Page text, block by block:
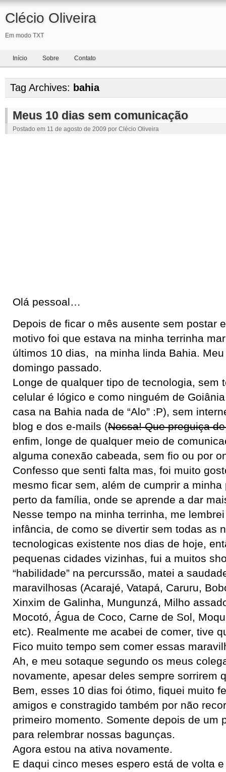
Clécio Oliveira
Em modo TXT
Início Sobre Contato
Tag Archives: bahia
Meus 10 dias sem comunicação
Postado em 11 de agosto de 2009 por Clécio Oliveira
Olá pessoal…
Depois de ficar o mês ausente sem postar
motivo foi que estava na minha terrinha
últimos 10 dias, na minha linda Bahia.
domingo passado.
Longe de qualquer tipo de tecnologia, sem
celular é lógico e como ninguém de
casa na Bahia nada de “Alo” :P), sem
blog e dos e-mails (Nossa! Que preguiça
enfim, longe de qualquer meio de
alguma conexão cabeada, sem fio ou por
Confesso que senti falta mas, foi muito
mesmo ficar sem, além de cumprir a
perto da família, onde se aprende a dar
Nesse tempo na minha terrinha, me
infância, de como se divertir sem todas as
tecnologicas existente nos dias de hoje,
pequenas cidades vizinhas, fui a muitos
“habilidade” na percurssão, matei a
maravilhosas (Acarajé, Vatapá, Caruru,
Xinxim de Galinha, Mungunzá, Milho
Mocotó, Água de Coco, Carne de Sol,
etc). Realmente me acabei de comer, tive
Fico muito tempo sem comer essas
Ah, e meu sotaque segundo os meus
novamente, apesar deles sempre sorrirem
Bem, esses 10 dias foi ótimo, fiquei muito
amigos e constragido também por não
primeiro momento. Somente depois de um
para relembrar nossas bagunças.
Agora estou na ativa novamente.
E daqui cinco meses espero está de volta